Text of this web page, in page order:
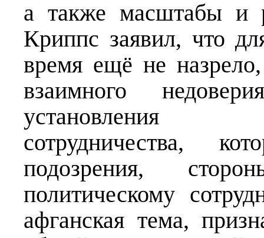
а также масштабы и
Криппс заявил, что
время ещё не
взаимного
установления
сотрудничества,
подозрения,
политическому
афганская тема,